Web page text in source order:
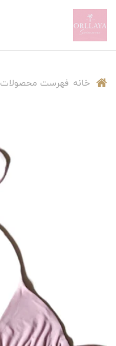
خانه فهرست محصولات